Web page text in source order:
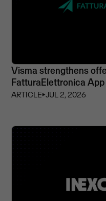
Visma strengthens
FatturaElettronica App
ARTICLE⏵JUL 2, 2026